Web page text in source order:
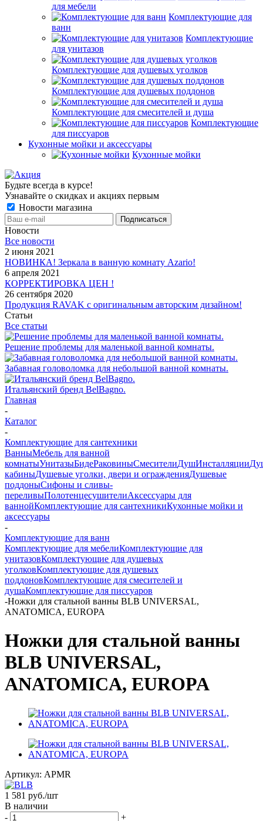
для мебели
Комплектующие для
ванн
Комплектующие
для унитазов
Комплектующие для душевых уголков
Комплектующие для душевых поддонов
Комплектующие для смесителей и душа
Комплектующие
для писсуаров
Кухонные мойки и аксессуары
Кухонные мойки
Будьте всегда в курсе!
Узнавайте о скидках и акциях первым
Новости магазина
Новости
Все новости
2 июня 2021
НОВИНКА! Зеркала в ванную комнату Azario!
6 апреля 2021
КОРРЕКТИРОВКА ЦЕН !
26 сентября 2020
Продукция RAVAK с оригинальным авторским дизайном!
Статьи
Все статьи
Решение проблемы для маленькой ванной комнаты.
Забавная головоломка для небольшой ванной комнаты.
Итальянский бренд BelBagno.
Главная
-
Каталог
-
Комплектующие для сантехники
ВанныМебель для ванной
комнатыУнитазыБидеРаковиныСмесителиДушИнсталляции
кабиныДушевые уголки, двери и огражденияДушевые
поддоныСифоны и сливы-
переливыПолотенцесушителиАксессуары для
ваннойКомплектующие для сантехникиКухонные мойки и
аксессуары
-
Комплектующие для ванн
Комплектующие для мебелиКомплектующие для
унитазовКомплектующие для душевых
уголковКомплектующие для душевых
поддоновКомплектующие для смесителей и
душаКомплектующие для писсуаров
-Ножки для стальной ванны BLB UNIVERSAL,
ANATOMICA, EUROPA
Ножки для стальной ванны
BLB UNIVERSAL,
ANATOMICA, EUROPA
Артикул: APMR
1 581 руб./шт
В наличии
-
+